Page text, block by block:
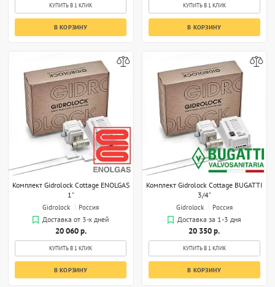
КУПИТЬ В 1 КЛИК
В КОРЗИНУ
КУПИТЬ В 1 КЛИК
В КОРЗИНУ
Комплект Gidrоlock Cottage ENOLGAS
1"
Gidrolock
Россия
Доставка от 3-х дней
20 060 р.
КУПИТЬ В 1 КЛИК
В КОРЗИНУ
Комплект Gidrоlock Cottage BUGATTI
3/4"
Gidrolock
Россия
Доставка за 1-3 дня
20 350 р.
КУПИТЬ В 1 КЛИК
В КОРЗИНУ